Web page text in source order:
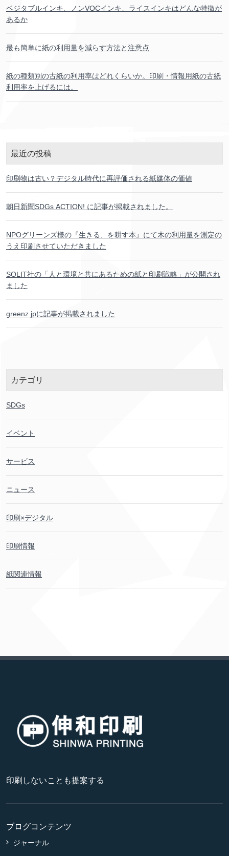
ベジタブルインキ、ノンVOCインキ、ライスインキはどんな特徴が
あるか
最も簡単に紙の利用量を減らす方法と注意点
紙の種類別の古紙の利用率はどれくらいか。 印刷 ・情報用紙の古紙
利用率を上げるには。
最近の投稿
印刷物は古い？デジタル時代に再評価される紙媒体の価値
朝日新聞SDGs ACTION! に記事が掲載されました。
NPOグリーンズ様の『生きる、を耕す本』にて木の利用量を測定の
うえ 印刷 させていただきました
SOLIT社の「 人 と環境と共にあるための紙と 印刷戦略 」が公開 され
ました
greenz.jpに記事が掲載されました
カテゴリ
SDGs
イベント
サービス
ニュース
印刷 ×デジタル
印刷情報
紙関連情報
印刷しないことも提案する
ブログコンテンツ
ジャーナル